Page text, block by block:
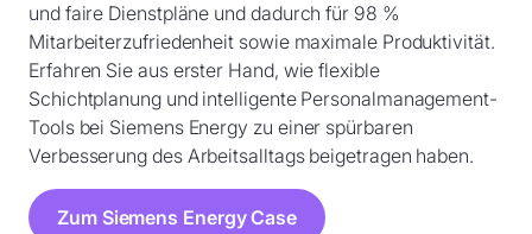
und faire Dienstpläne und dadurch für 98 %
Mitarbeiterzufriedenheit sowie maximale Produktivität.
Erfahren Sie aus erster Hand, wie flexible
Schichtplanung und intelligente Personalmanagement-
Tools bei Siemens Energy zu einer spürbaren
Verbesserung des Arbeitsalltags beigetragen haben.
Zum Siemens Energy Case